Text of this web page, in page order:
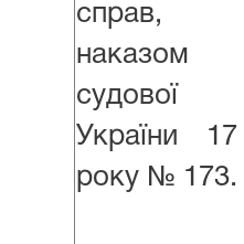
справ,
наказом
судової
України
року № 173.